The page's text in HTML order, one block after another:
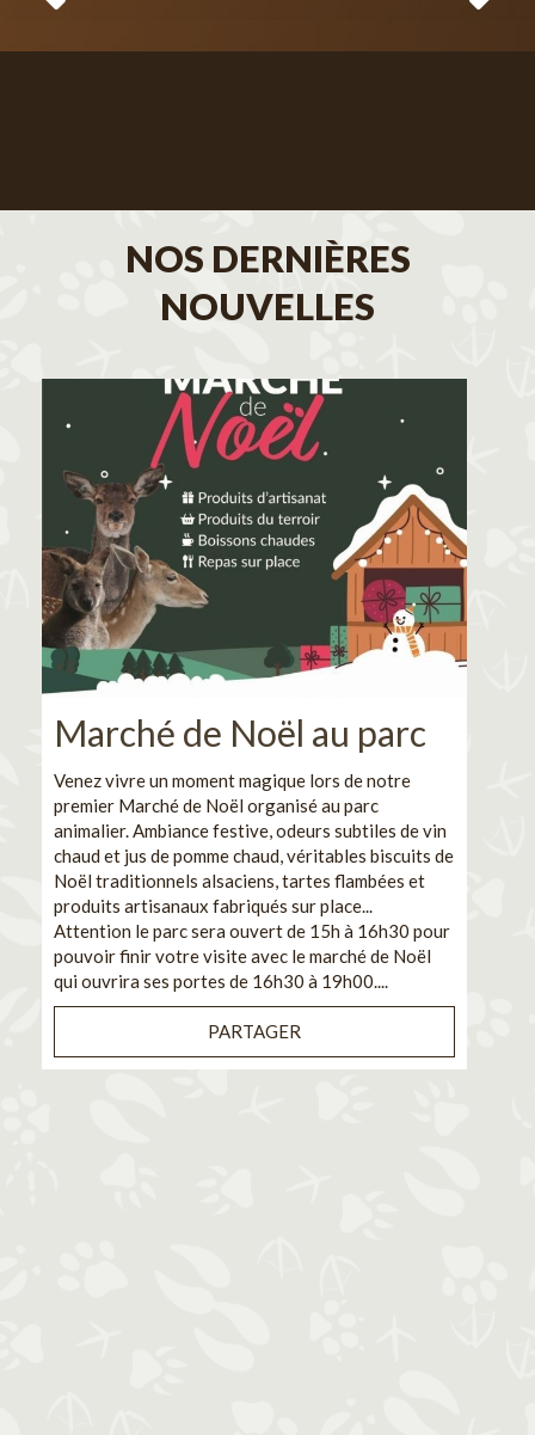
NOS DERNIÈRES
NOUVELLES
Marché de Noël au parc
Venez vivre un moment magique lors de notre
premier Marché de Noël organisé au parc
animalier. Ambiance festive, odeurs subtiles de vin
chaud et jus de pomme chaud, véritables biscuits de
Noël traditionnels alsaciens, tartes flambées et
produits artisanaux fabriqués sur place...
Attention le parc sera ouvert de 15h à 16h30 pour
pouvoir finir votre visite avec le marché de Noël
qui ouvrira ses portes de 16h30 à 19h00....
PARTAGER